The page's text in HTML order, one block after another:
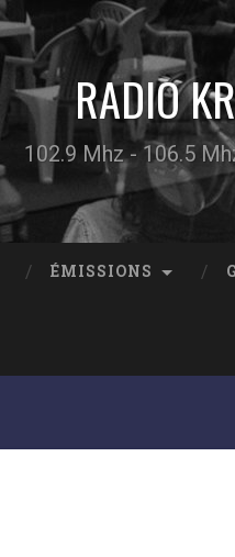
RADIO
102.9 Mhz - 106.5
ÉMISSIONS